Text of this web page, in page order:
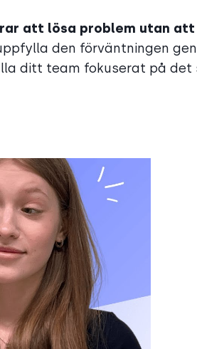
att lösa problem utan att
den förväntningen
ditt team fokuserat på det